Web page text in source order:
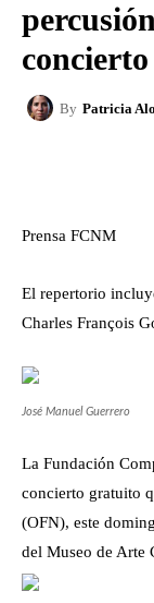
By Patricia
Prensa FCNM
El repertorio
Charles François
José Manuel Guerrero
La Fundación
concierto gratuito
(OFN), este
del Museo de Arte